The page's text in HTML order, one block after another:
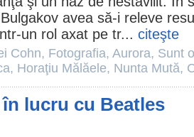
avea să-i releve
un rol axat pe tr... citeşte
Cohn, Fotografia, Aurora, Sunt
, Horaţiu Mălăele, Nunta Mută,
lucru cu Beatles